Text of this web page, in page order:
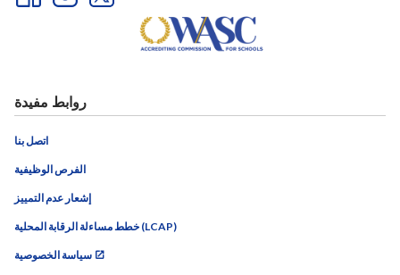
روابط مفيدة
اتصل بنا
الفرص الوظيفية
إشعار عدم التمييز
خطط مساءلة الرقابة المحلية (LCAP)
سياسة الخصوصية